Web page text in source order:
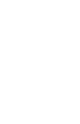
lo ciente do
e não deixe de